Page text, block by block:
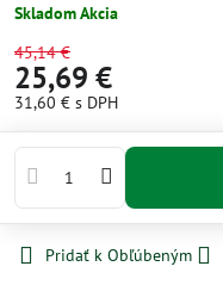
Skladom Akcia
45,14 €
25,69 €
31,60 € s DPH
Pridať k Obľúbeným